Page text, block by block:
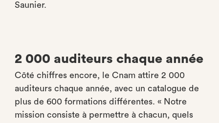
Saunier.
2 000 auditeurs chaque année
Côté chiffres encore, le Cnam attire 2 000
auditeurs chaque année, avec un catalogue de
plus de 600 formations différentes. « Notre
mission consiste à permettre à chacun, quels